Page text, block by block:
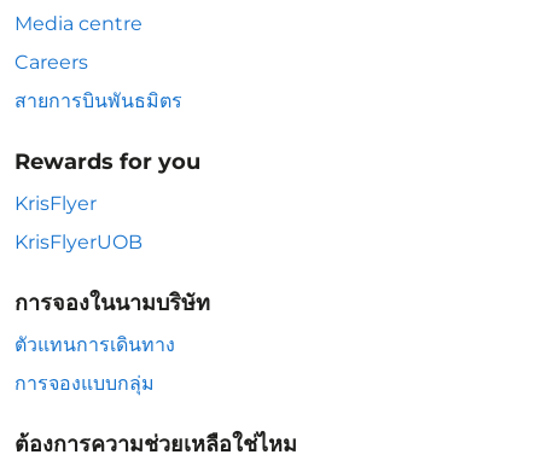
Media centre
Careers
สายการบินพันธมิตร
Rewards for you
KrisFlyer
KrisFlyerUOB
การจองในนามบริษัท
ตัวแทนการเดินทาง
การจองแบบกลุ่ม
ต้องการความช่วยเหลือใช่ไหม